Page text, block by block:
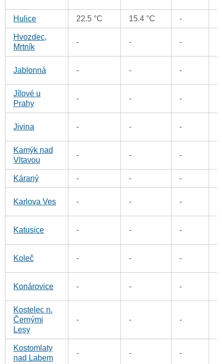
Hulice 22.5 °C 15.4 °C -
Hvozdec,
Mrtník
- - -
Jablonná - - -
Jílové u
Prahy
- - -
Jivina - - -
Kamýk nad
Vltavou
- - -
Káraný - - -
Karlova Ves - - -
Katusice - - -
Koleč - - -
Konárovice - - -
Kostelec n.
Černými
Lesy
- - -
Kostomlaty
nad Labem
- - -